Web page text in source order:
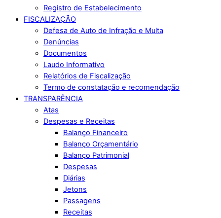
Registro de Estabelecimento
FISCALIZAÇÃO
Defesa de Auto de Infração e Multa
Denúncias
Documentos
Laudo Informativo
Relatórios de Fiscalização
Termo de constatação e recomendação
TRANSPARÊNCIA
Atas
Despesas e Receitas
Balanço Financeiro
Balanço Orçamentário
Balanço Patrimonial
Despesas
Diárias
Jetons
Passagens
Receitas